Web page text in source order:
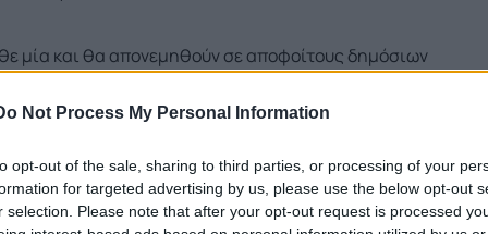
Not Process My Personal Information
opt-out of the sale, sharing to third parties, or processing of your
for targeted advertising by us, please use the below opt-out
selection. Please note that after your opt-out request is processed
μία και θα απονεμηθούν σε αποφοίτους δημόσιων
ισότιμων ανώτατων εκπαιδευτικών ιδρυμάτων του
έτος 2023-2024, σε ελληνικά δημόσια Πανεπιστήμια,
των τεχνολογιών πληροφορικής και επικοινωνιών
επικοινωνιών, κυβερνοασφάλεια (Cyber Security) και